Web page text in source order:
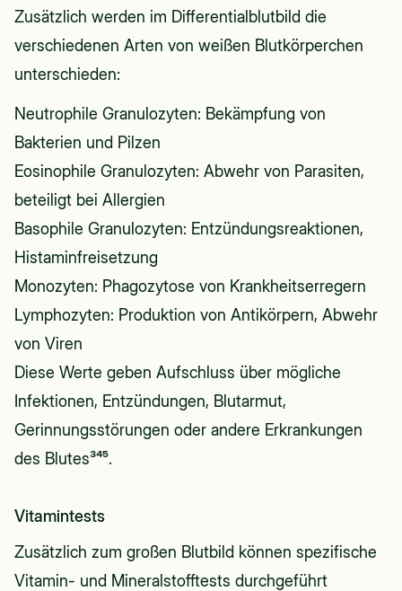
Zusätzlich werden im Differentialblutbild die
verschiedenen Arten von weißen Blutkörperchen
unterschieden:
Neutrophile Granulozyten: Bekämpfung von
Bakterien und Pilzen
Eosinophile Granulozyten: Abwehr von Parasiten,
beteiligt bei Allergien
Basophile Granulozyten: Entzündungsreaktionen,
Histaminfreisetzung
Monozyten: Phagozytose von Krankheitserregern
Lymphozyten: Produktion von Antikörpern, Abwehr
von Viren
Diese Werte geben Aufschluss über mögliche
Infektionen, Entzündungen, Blutarmut,
Gerinnungsstörungen oder andere Erkrankungen
des Blutes³⁴⁵.
Vitamintests
Zusätzlich zum großen Blutbild können spezifische
Vitamin- und Mineralstofftests durchgeführt